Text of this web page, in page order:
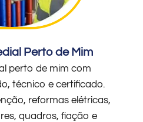
Perto de Mim
perto de mim com
técnico e certificado.
reformas elétricas,
quadros, fiação e